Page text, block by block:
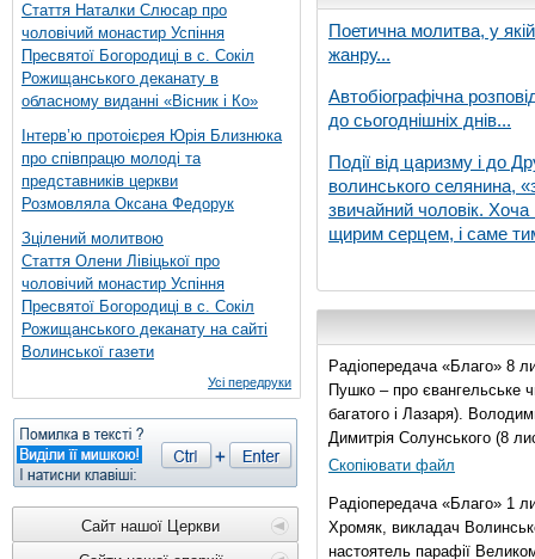
Стаття Наталки Слюсар про
чоловічий монастир Успіння
Пресвятої Богородиці в с. Сокіл
Рожищанського деканату в
обласному виданні «Вісник і Ко»
Інтерв’ю протоієрея Юрія Близнюка
про співпрацю молоді та
представників церкви
Розмовляла Оксана Федорук
Зцілений молитвою
Стаття Олени Лівіцької про
чоловічий монастир Успіння
Пресвятої Богородиці в с. Сокіл
Рожищанського деканату на сайті
Волинської газети
Усі передруки
Сайт нашої Церкви
Поетична молитва, у
жанру...
Автобіографічна
до сьогоднішніх днів...
Події від царизму і до
волинського селянина,
звичайний чоловік. Хоча
щирим серцем, і саме
Радіопередача «Благо» 8
Пушко – про євангельське
багатого і Лазаря).
Димитрія Солунського (8
Скопіювати файл
Радіопередача «Благо» 1
Хромяк, викладач
настоятель парафії